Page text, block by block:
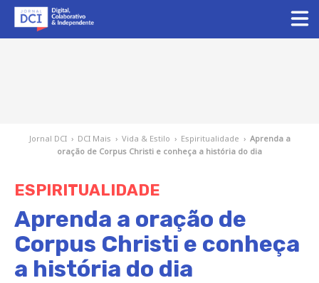
Jornal DCI › DCI Mais › Vida & Estilo › Espiritualidade › Aprenda a
oração de Corpus Christi e conheça a história do dia
ESPIRITUALIDADE
Aprenda a oração de
Corpus Christi e conheça
a história do dia